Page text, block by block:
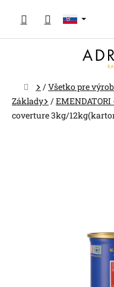
obsah
Domov
/Všetko pre
Základy
/
coverture 3kg/